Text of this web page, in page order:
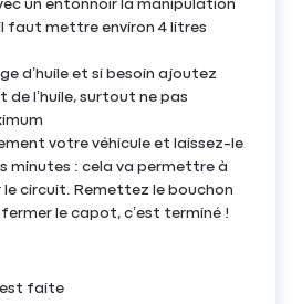
un entonnoir la manipulation
faut mettre environ 4 litres
d’huile et si besoin ajoutez
de l’huile, surtout ne pas
votre véhicule et laissez-le
minutes : cela va permettre à
le circuit. Remettez le bouchon
le capot, c’est terminé !
est faite